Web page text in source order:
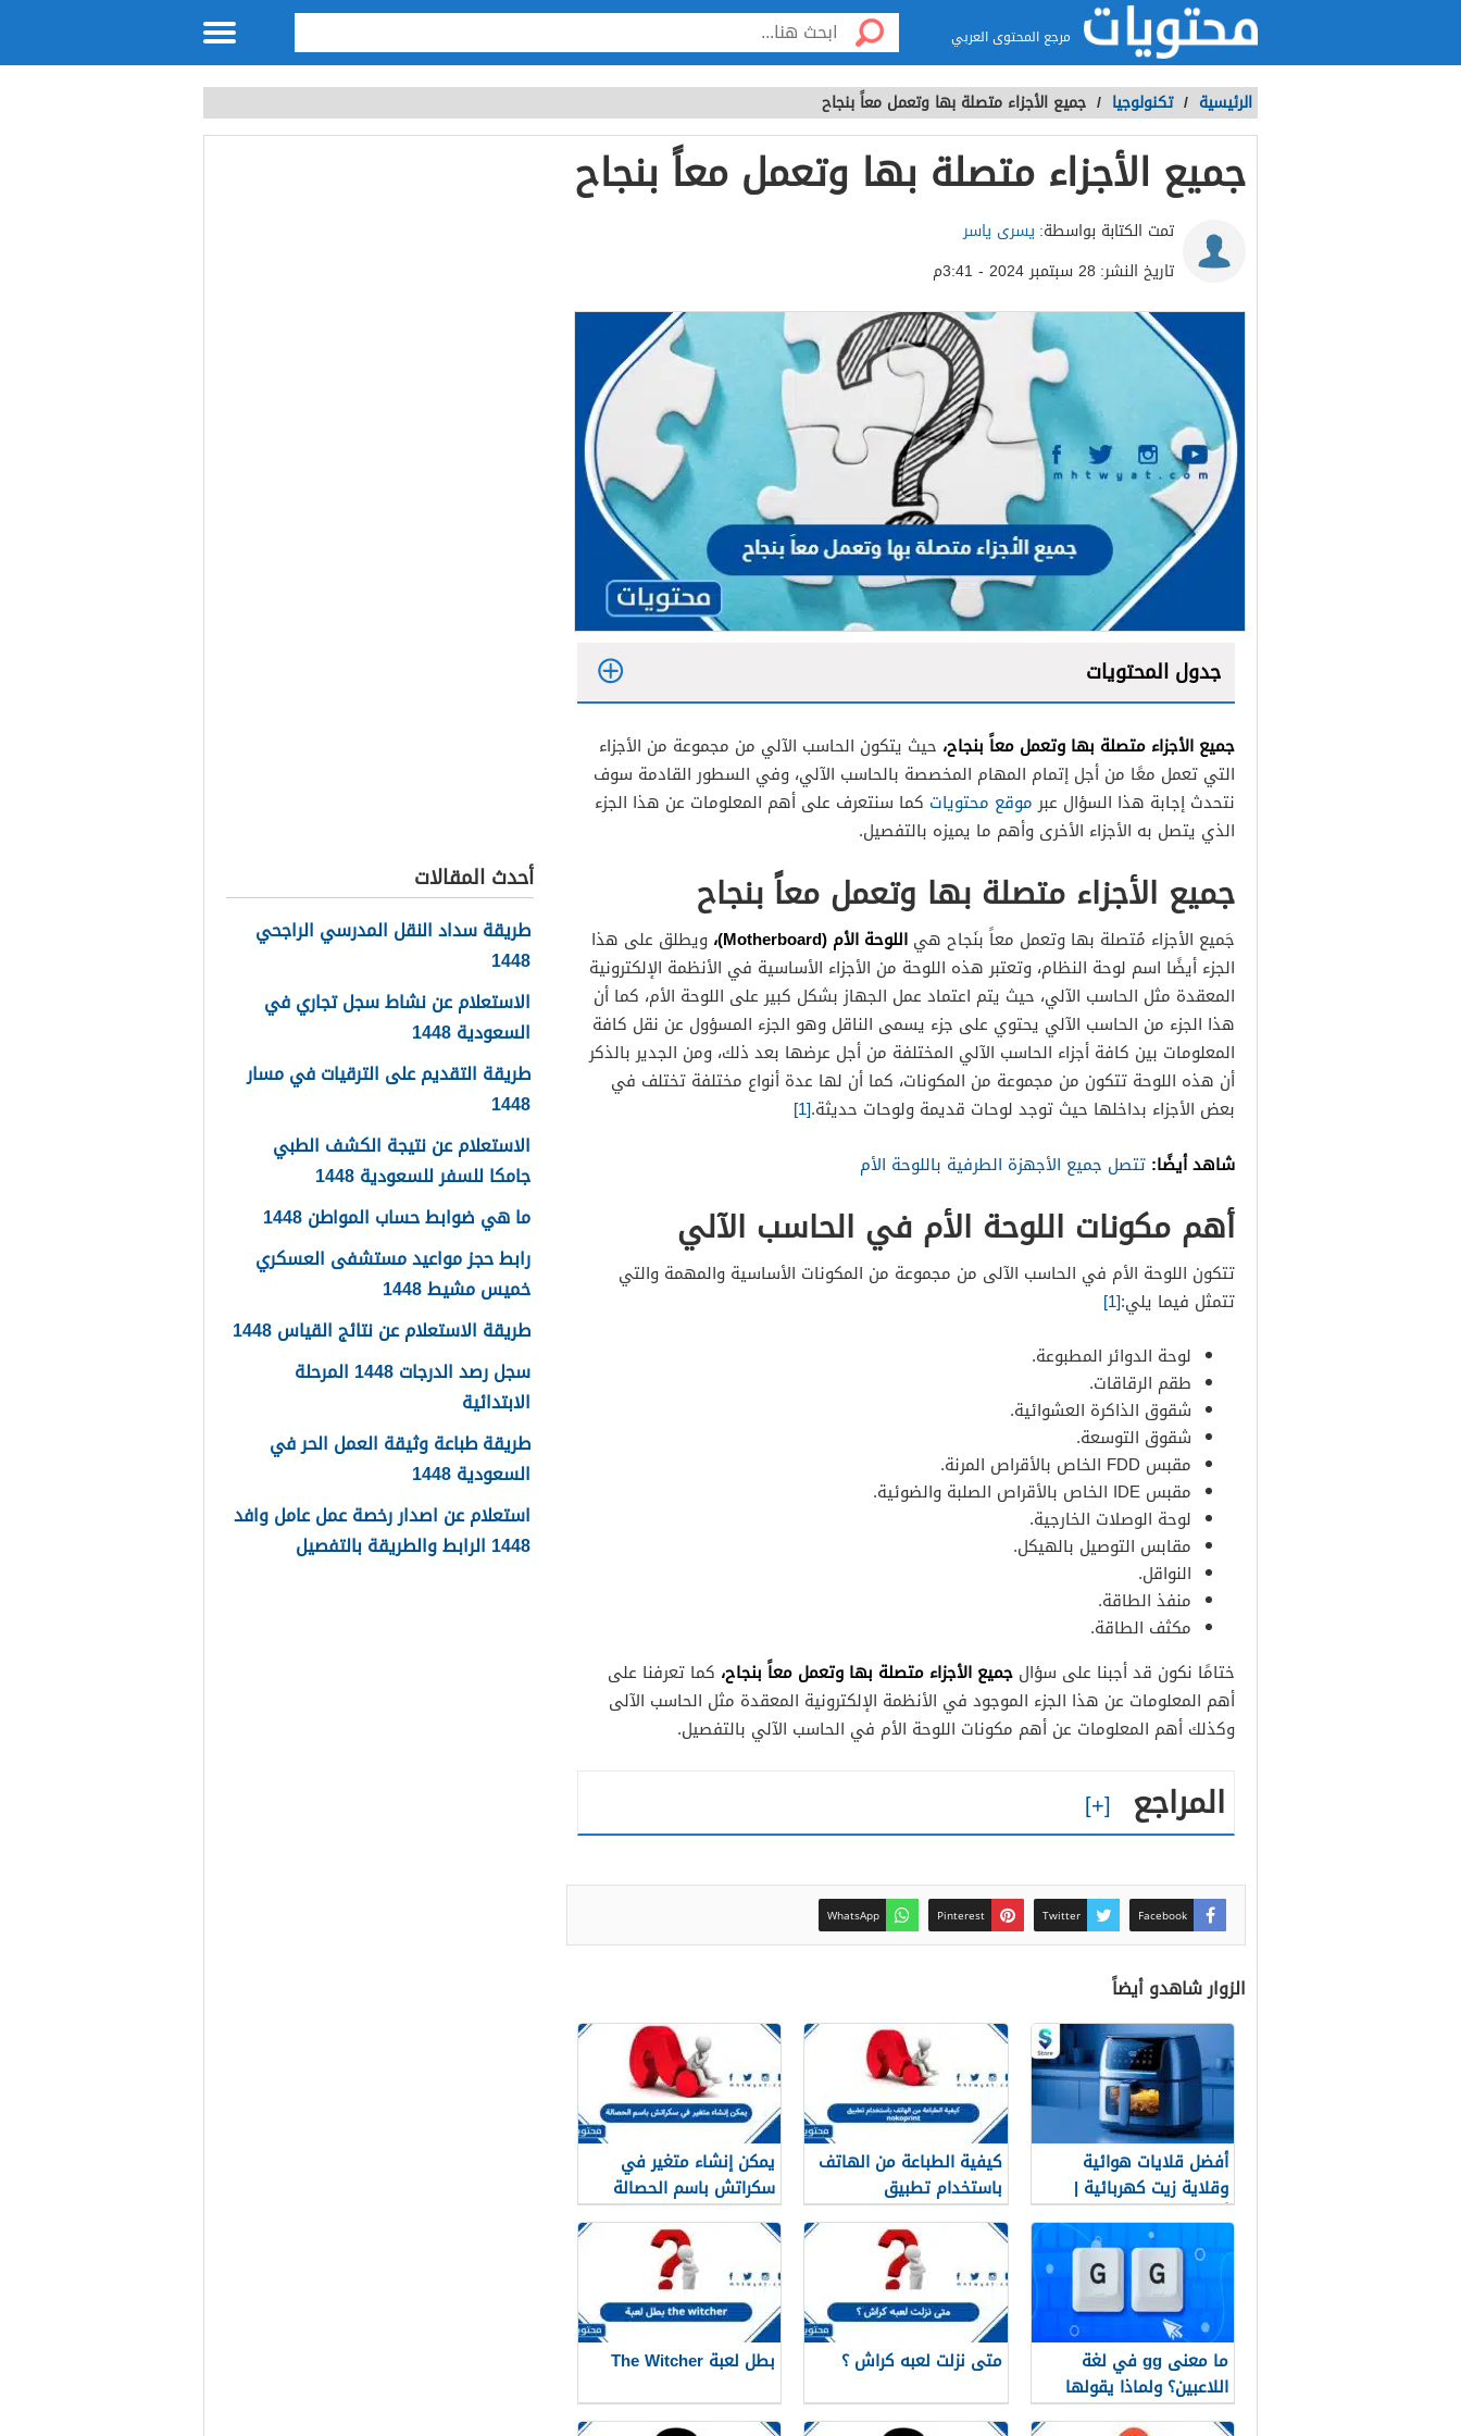
مرجع المحتوى العربي
الرئيسية / تكنولوجيا / جميع الأجزاء متصلة بها وتعمل معاً بنجاح
جميع الأجزاء متصلة بها وتعمل معاً بنجاح
تمت الكتابة بواسطة: يسرى ياسر
تاريخ النشر: 28 سبتمبر 2024 - 3:41م
جدول المحتويات
جميع الأجزاء متصلة بها وتعمل معاً بنجاح، حيث يتكون الحاسب الآلي من مجموعة من الأجزاء
التي تعمل معًا من أجل إتمام المهام المخصصة بالحاسب الآلي، وفي السطور القادمة سوف
نتحدث إجابة هذا السؤال عبرموقع محتويات كما سنتعرف على أهم المعلومات عن هذا الجزء
الذي يتصل به الأجزاء الأخرى وأهم ما يميزه بالتفصيل.
جميع الأجزاء متصلة بها وتعمل معاً بنجاح
جَميع الأجزاء مُتصلة بها وتعمل معاً بنَجاح هي اللوحة الأم (Motherboard)،
ويطلق على هذا
الجزء أيضًا اسم لوحة النظام، وتعتبر هذه اللوحة من الأجزاء الأساسية في الأنظمة الإلكترونية
المعقدة مثل الحاسب الآلي، حيث يتم اعتماد عمل الجهاز بشكل كبير على اللوحة الأم، كما أن
هذا الجزء من الحاسب الآلي يحتوي على جزء يسمى الناقل وهو الجزء المسؤول عن نقل كافة
المعلومات بين كافة أجزاء الحاسب الآلي المختلفة من أجل عرضها بعد ذلك، ومن الجدير بالذكر
أن هذه اللوحة تتكون من مجموعة من المكونات، كما أن لها عدة أنواع مختلفة تختلف في
بعض الأجزاء بداخلها حيث توجد لوحات قديمة ولوحات حديثة.[1]
شاهد أيضًا: تتصل جميع الأجهزة الطرفية باللوحة الأم
أهم مكونات اللوحة الأم في الحاسب الآلي
تتكون اللوحة الأم في الحاسب الآلى من مجموعة من المكونات الأساسية والمهمة والتي
تتمثل فيما يلي:[1]
لوحة الدوائر المطبوعة.
طقم الرقاقات.
شقوق الذاكرة العشوائية.
شقوق التوسعة.
مقبس FDD الخاص بالأقراص المرنة.
مقبس IDE الخاص بالأقراص الصلبة والضوئية.
لوحة الوصلات الخارجية.
مقابس التوصيل بالهيكل.
النواقل.
منفذ الطاقة.
مكثف الطاقة.
ختامًا نكون قد أجبنا على سؤال جميع الأجزاء متصلة بها وتعمل معاً بنجاح، كما تعرفنا على
أهم المعلومات عن هذا الجزء الموجود في الأنظمة الإلكترونية المعقدة مثل الحاسب الآلى
وكذلك أهم المعلومات عن أهم مكونات اللوحة الأم في الحاسب الآلي بالتفصيل.
المراجع
Facebook
Twitter
Pinterest
WhatsApp
الزوار شاهدو أيضاً
أفضل قلايات هوائية
وقلاية زيت كهربائية |
أجهزة منزلية حديثة – متجر
سمارت ستور
كيفية الطباعة من الهاتف
باستخدام تطبيق
nokoprint
يمكن إنشاء متغير في
سكراتش باسم الحصالة
ما معنى gg في لغة
اللاعبين؟ ولماذا يقولها
اللاعبون دائمًا؟
متى نزلت لعبه كراش ؟ بطل لعبة The Witcher
أحدث المقالات
طريقة سداد النقل المدرسي الراجحي
1448
الاستعلام عن نشاط سجل تجاري في
السعودية 1448
طريقة التقديم على الترقيات في مسار
1448
الاستعلام عن نتيجة الكشف الطبي
جامكا للسفر للسعودية 1448
ما هي ضوابط حساب المواطن 1448
رابط حجز مواعيد مستشفى العسكري
خميس مشيط 1448
طريقة الاستعلام عن نتائج القياس 1448
سجل رصد الدرجات 1448 المرحلة
الابتدائية
طريقة طباعة وثيقة العمل الحر في
السعودية 1448
استعلام عن اصدار رخصة عمل عامل وافد
1448 الرابط والطريقة بالتفصيل